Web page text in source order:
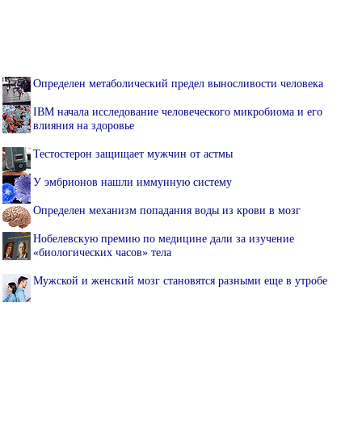
Определен метаболический предел выносливости человека
IBM начала исследование человеческого микробиома и его
влияния на здоровье
Тестостерон защищает мужчин от астмы
У эмбрионов нашли иммунную систему
Определен механизм попадания воды из крови в мозг
Нобелевскую премию по медицине дали за изучение
«биологических часов» тела
Мужской и женский мозг становятся разными еще в утробе